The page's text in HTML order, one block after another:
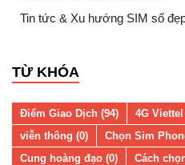
Tin tức & Xu hướng SIM số
TỪ KHÓA
Điểm Giao Dịch (94) 4G Viettel
viễn thông (0)
Chọn Sim
Cung hoàng đạo (0)
Cách